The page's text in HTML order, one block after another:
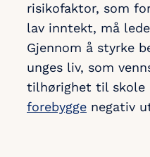
risikofaktor, som
lav inntekt, må
Gjennom å styrke
unges liv, som
tilhørighet til skole
forebygge negativ